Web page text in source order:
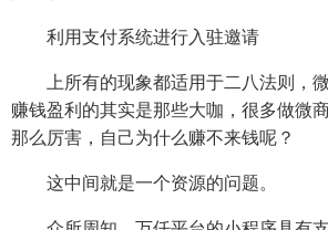
利用支付系统进行入驻邀请
上所有的现象都适用于二八法则，微
赚钱盈利的其实是那些大咖，很多做微
那么厉害，自己为什么赚不来钱呢？
这中间就是一个资源的问题。